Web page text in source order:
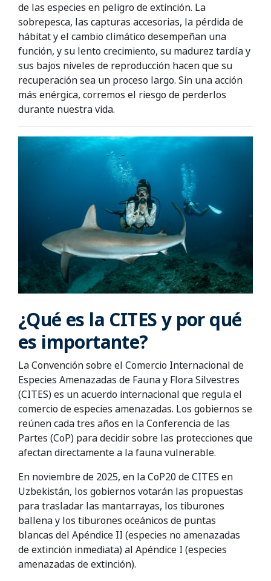
de las especies en peligro de extinción. La
sobrepesca, las capturas accesorias, la pérdida de
hábitat y el cambio climático desempeñan una
función, y su lento crecimiento, su madurez tardía y
sus bajos niveles de reproducción hacen que su
recuperación sea un proceso largo. Sin una acción
más enérgica, corremos el riesgo de perderlos
durante nuestra vida.
¿Qué es la CITES y por qué
es importante?
La Convención sobre el Comercio Internacional de
Especies Amenazadas de Fauna y Flora Silvestres
(CITES) es un acuerdo internacional que regula el
comercio de especies amenazadas. Los gobiernos se
reúnen cada tres años en la Conferencia de las
Partes (CoP) para decidir sobre las protecciones que
afectan directamente a la fauna vulnerable.
En noviembre de 2025, en la CoP20 de CITES en
Uzbekistán, los gobiernos votarán las propuestas
para trasladar las mantarrayas, los tiburones
ballena y los tiburones oceánicos de puntas
blancas del Apéndice II (especies no amenazadas
de extinción inmediata) al Apéndice I (especies
amenazadas de extinción).